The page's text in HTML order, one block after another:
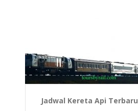
Jadwal Kereta Api Terbaru